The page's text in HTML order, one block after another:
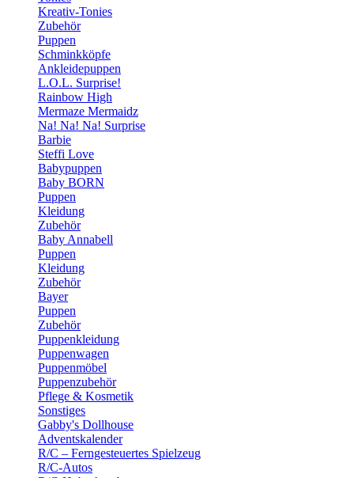
Kreativ-Tonies
Zubehör
Puppen
Schminkköpfe
Ankleidepuppen
L.O.L. Surprise!
Rainbow High
Mermaze Mermaidz
Na! Na! Na! Surprise
Barbie
Steffi Love
Babypuppen
Baby BORN
Puppen
Kleidung
Zubehör
Baby Annabell
Puppen
Kleidung
Zubehör
Bayer
Puppen
Zubehör
Puppenkleidung
Puppenwagen
Puppenmöbel
Puppenzubehör
Pflege & Kosmetik
Sonstiges
Gabby's Dollhouse
Adventskalender
R/C – Ferngesteuertes Spielzeug
R/C-Autos